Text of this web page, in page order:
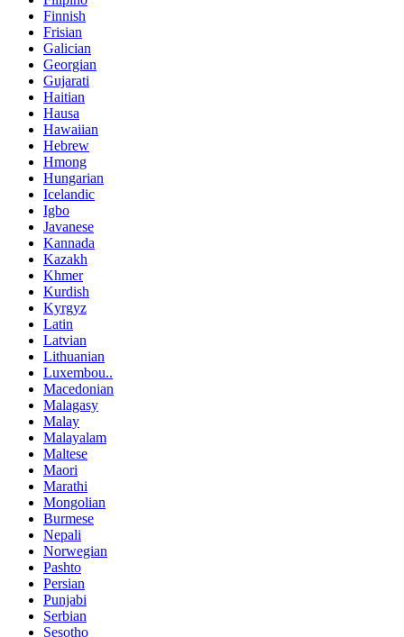
Finnish
Frisian
Galician
Georgian
Gujarati
Haitian
Hausa
Hawaiian
Hebrew
Hmong
Hungarian
Icelandic
Igbo
Javanese
Kannada
Kazakh
Khmer
Kurdish
Kyrgyz
Latin
Latvian
Lithuanian
Luxembou..
Macedonian
Malagasy
Malay
Malayalam
Maltese
Maori
Marathi
Mongolian
Burmese
Nepali
Norwegian
Pashto
Persian
Punjabi
Serbian
Sesotho